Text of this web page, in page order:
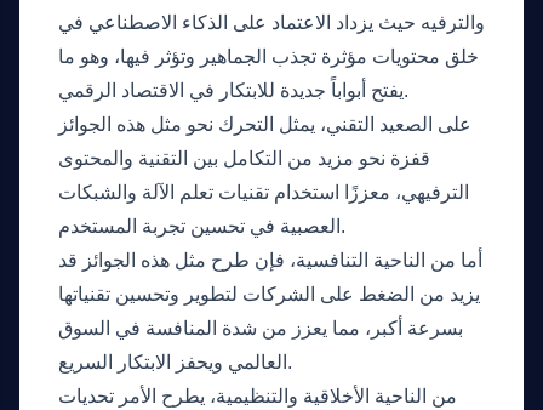
والترفيه حيث يزداد الاعتماد على الذكاء الاصطناعي في
خلق محتويات مؤثرة تجذب الجماهير وتؤثر فيها، وهو ما
يفتح أبواباً جديدة للابتكار في الاقتصاد الرقمي.
على الصعيد التقني، يمثل التحرك نحو مثل هذه الجوائز
قفزة نحو مزيد من التكامل بين التقنية والمحتوى
الترفيهي، معززًا استخدام تقنيات تعلم الآلة والشبكات
العصبية في تحسين تجربة المستخدم.
أما من الناحية التنافسية، فإن طرح مثل هذه الجوائز قد
يزيد من الضغط على الشركات لتطوير وتحسين تقنياتها
بسرعة أكبر، مما يعزز من شدة المنافسة في السوق
العالمي ويحفز الابتكار السريع.
من الناحية الأخلاقية والتنظيمية، يطرح الأمر تحديات